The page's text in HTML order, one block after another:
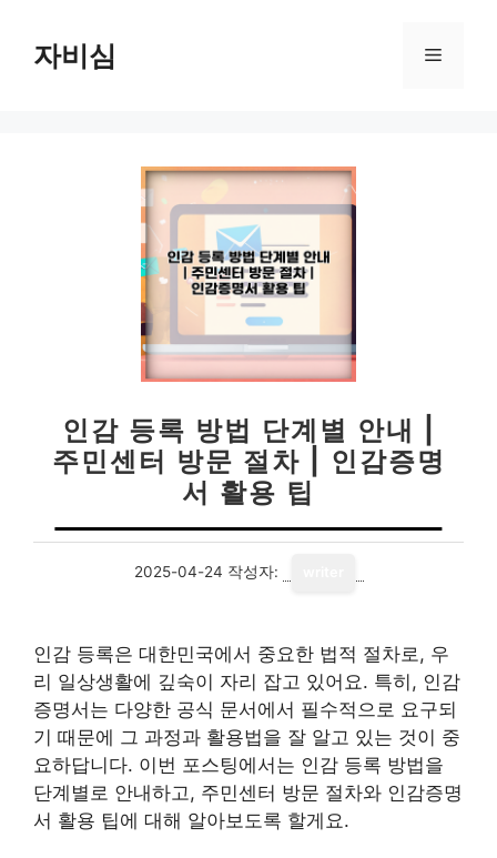
자비심 메
인감 등록 방법 단계별 안내 |
주민센터 방문 절차 | 인감증명
서 활용 팁
2025-04-24 작성자:
인감 등록은 대한민국에서 중요한 법적 절차로, 우
리 일상생활에 깊숙이 자리 잡고 있어요. 특히, 인감
증명서는 다양한 공식 문서에서 필수적으로 요구되
기 때문에 그 과정과 활용법을 잘 알고 있는 것이 중
요하답니다. 이번 포스팅에서는 인감 등록 방법을
단계별로 안내하고, 주민센터 방문 절차와 인감증명
서 활용 팁에 대해 알아보도록 할게요.